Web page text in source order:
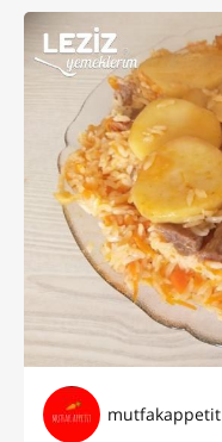
mutfakappetit